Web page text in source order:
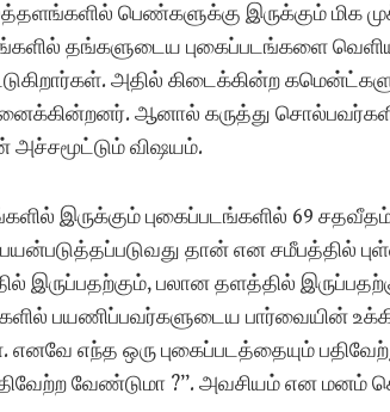
பெண்களுக்கு இருக்கும் மிக
தங்களுடைய புகைப்படங்களை
அதில் கிடைக்கின்ற
ஆனால் கருத்து
அச்சமூட்டும் விஷயம்.
இருக்கும் புகைப்படங்களில் 69
தான் என சமீபத்தில்
இருப்பதற்கும், பலான தளத்தில்
பயணிப்பவர்களுடைய பார்வையின்
எந்த ஒரு புகைப்படத்தையும்
வேண்டுமா ?”. அவசியம் என மனம்